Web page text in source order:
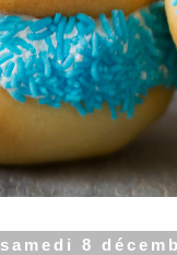
samedi 8